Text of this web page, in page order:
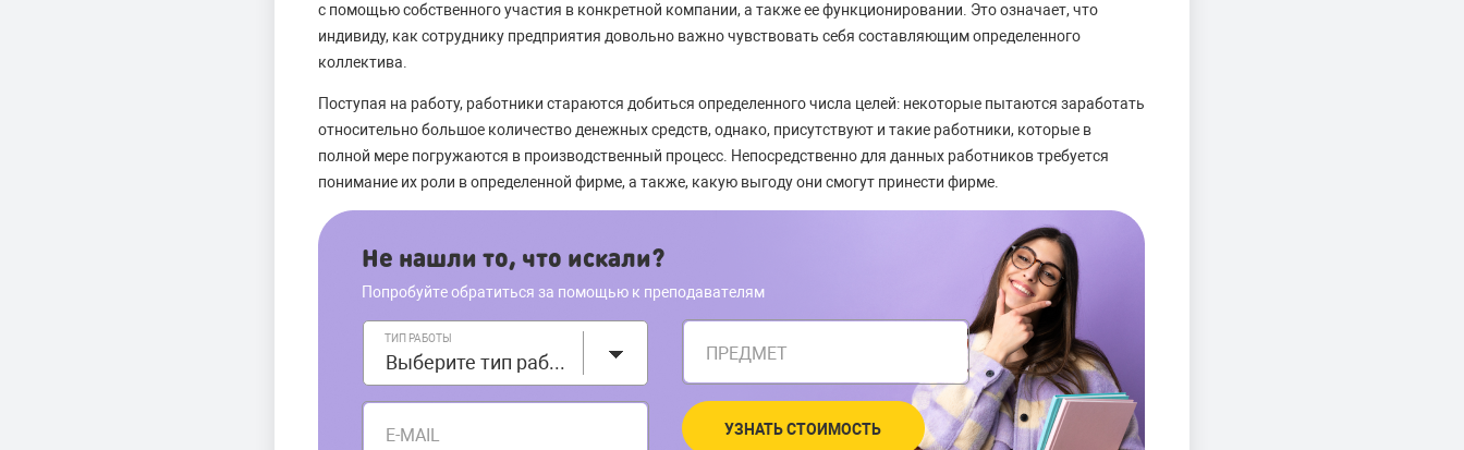
с помощью собственного участия в конкретной компании, а также ее функционировании. Это означает, что
индивиду, как сотруднику предприятия довольно важно чувствовать себя составляющим определенного
коллектива.
Поступая на работу, работники стараются добиться определенного числа целей: некоторые пытаются заработать
относительно большое количество денежных средств, однако, присутствуют и такие работники, которые в
полной мере погружаются в производственный процесс. Непосредственно для данных работников требуется
понимание их роли в определенной фирме, а также, какую выгоду они смогут принести фирме.
Не нашли то, что искали?
Попробуйте обратиться за помощью к преподавателям
ТИП РАБОТЫ
Выберите тип работы ПРЕДМЕТ
E-MAIL УЗНАТЬ СТОИМОСТЬ